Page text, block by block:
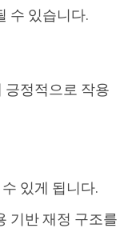
수 있습니다.
긍정적으로 작용
있게 됩니다.
기반 재정 구조를